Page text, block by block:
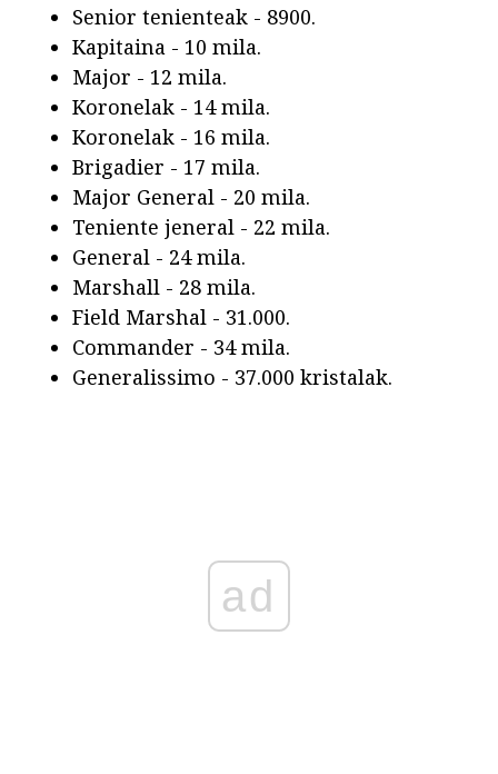
Senior tenienteak - 8900.
Kapitaina - 10 mila.
Major - 12 mila.
Koronelak - 14 mila.
Koronelak - 16 mila.
Brigadier - 17 mila.
Major General - 20 mila.
Teniente jeneral - 22 mila.
General - 24 mila.
Marshall - 28 mila.
Field Marshal - 31.000.
Commander - 34 mila.
Generalissimo - 37.000 kristalak.
ad